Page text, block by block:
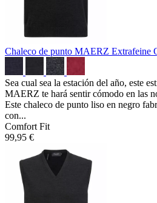
Chaleco de punto MAERZ Extrafeine
Sea cual sea la estación del año, este
MAERZ te hará sentir cómodo en las
Este chaleco de punto liso en negro
con...
Comfort Fit
99,95 €